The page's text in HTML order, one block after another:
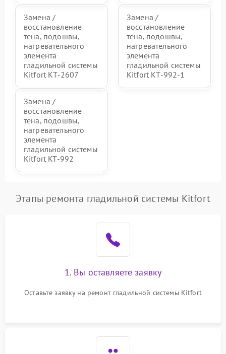
Замена /
восстановление
тена, подошвы,
нагревательного
элемента
гладильной системы
Kitfort КТ-2607
Замена /
восстановление
тена, подошвы,
нагревательного
элемента
гладильной системы
Kitfort КТ-992-1
Замена /
восстановление
тена, подошвы,
нагревательного
элемента
гладильной системы
Kitfort KT-992
Этапы ремонта гладильной системы Kitfort
1. Вы оставляете заявку
Оставьте заявку на ремонт гладильной системы Kitfort